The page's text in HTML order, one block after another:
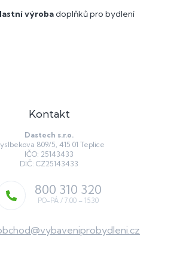
výrobadoplňků pro bydlení
Kontakt
Dastech s.r.o.
809/5, 415 01 Teplice
IČO: 25143433
DIČ: CZ25143433
@vybaveniprobydleni.cz
800 310 320